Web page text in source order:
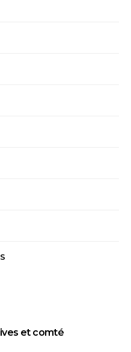
et comté